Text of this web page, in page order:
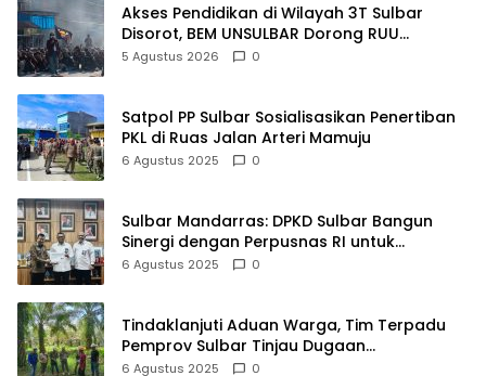
Akses Pendidikan di Wilayah 3T Sulbar
Disorot, BEM UNSULBAR Dorong RUU
Sisdiknas
5 Agustus 2026 0
Satpol PP Sulbar Sosialisasikan Penertiban
PKL di Ruas Jalan Arteri Mamuju
6 Agustus 2025 0
Sulbar Mandarras: DPKD Sulbar Bangun
Sinergi dengan Perpusnas RI untuk
Meningkatkan Budaya Baca
6 Agustus 2025 0
Tindaklanjuti Aduan Warga, Tim Terpadu
Pemprov Sulbar Tinjau Dugaan
Pencemaran Limbah Perusahaan Sawit di
6 Agustus 2025 0